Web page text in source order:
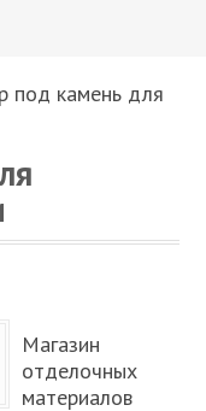
под камень для
Магазин
отделочных
материалов